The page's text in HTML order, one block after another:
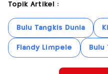
Topik Artikel :
Bulu Tangkis Dunia
Flandy Limpele Bulu